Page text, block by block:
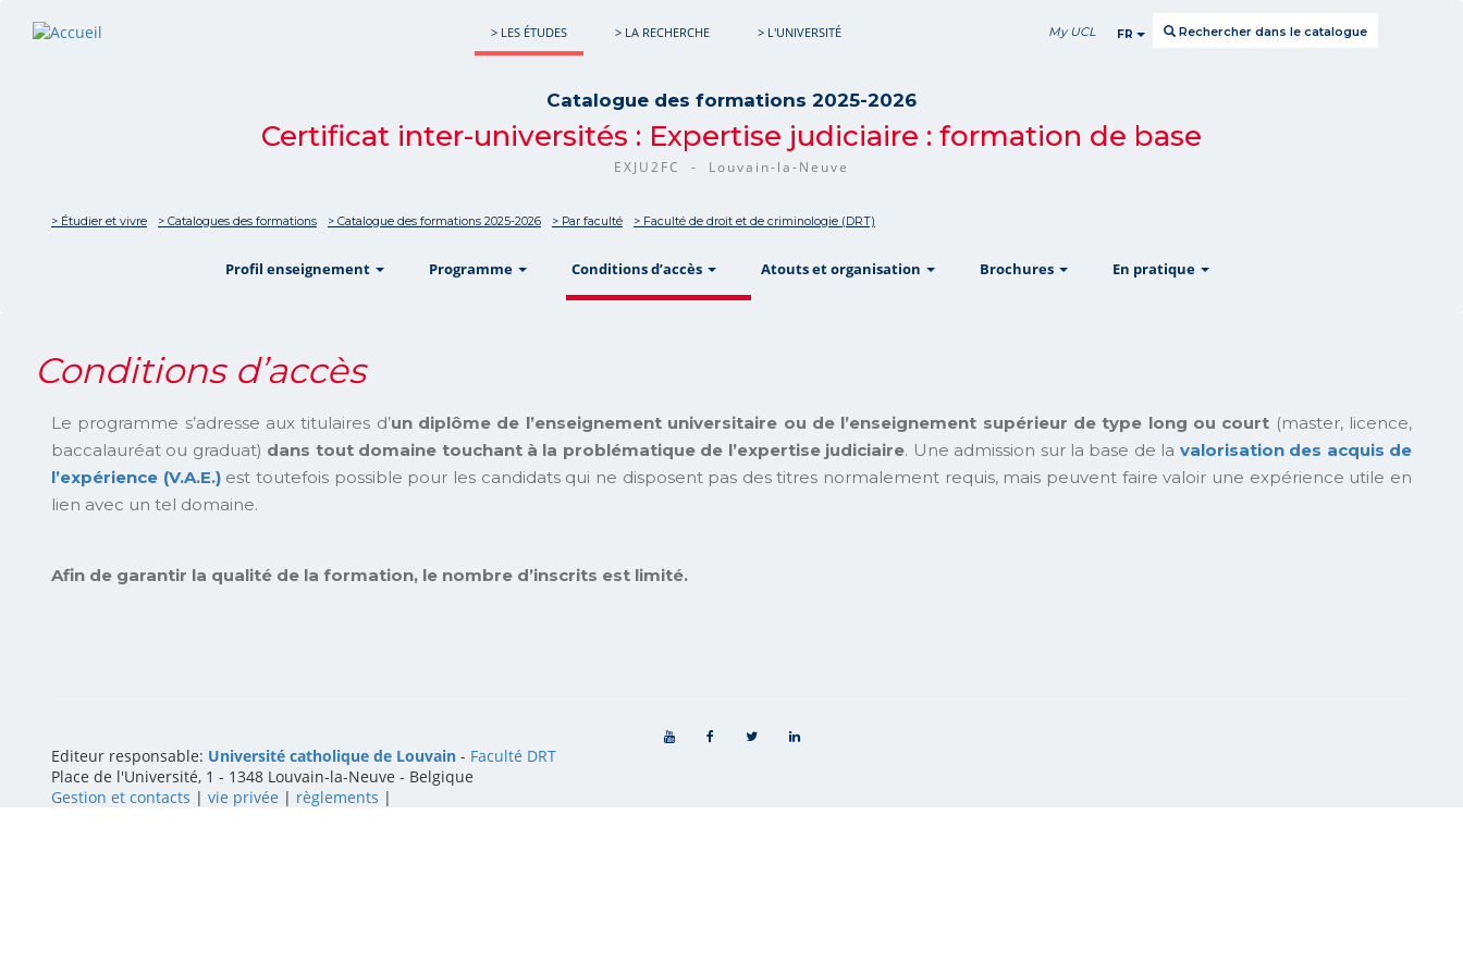
> LES ÉTUDES > LA RECHERCHE > L'UNIVERSITÉ My UCL FR Rechercher dans le catalogue
Catalogue des formations 2025-2026
Certificat inter-universités : Expertise judiciaire : formation de base
EXJU2FC - Louvain-la-Neuve
> Étudier et vivre > Catalogues des formations > Catalogue des formations 2025-2026 > Par faculté > Faculté de droit et de criminologie (DRT)
Profil enseignement Programme showConditions d’accès showAtouts et organisation Brochures En pratique
Conditions d’accès
Le programme s’adresse aux titulaires d’un diplôme de l’enseignement universitaire ou de l’enseignement supérieur de type long ou court (master, licence,
baccalauréat ou graduat) dans tout domaine touchant à la problématique de l’expertise judiciaire. Une admission sur la base de la valorisation des acquis de
l’expérience (V.A.E.)est toutefois possible pour les candidats qui ne disposent pas des titres normalement requis, mais peuvent faire valoir une expérience utile en
lien avec un tel domaine.
Afin de garantir la qualité de la formation, le nombre d’inscrits est limité.
Editeur responsable: Université catholique de Louvain - Faculté DRT
Place de l'Université, 1 - 1348 Louvain-la-Neuve - Belgique
Gestion et contacts | vie privée | règlements |